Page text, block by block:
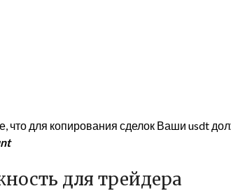
что для копирования сделок Ваши usdt
для трейдера